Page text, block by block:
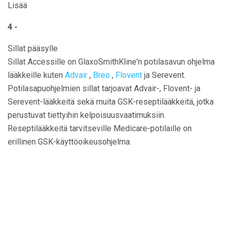
Lisää
4 -
Sillat pääsylle
Sillat Accessille on GlaxoSmithKline'n potilasavun ohjelma
lääkkeille kuten Advair , Breo , Flovent ja Serevent.
Potilasapuohjelmien sillat tarjoavat Advair-, Flovent- ja
Serevent-lääkkeitä sekä muita GSK-reseptilääkkeitä, jotka
perustuvat tiettyihin kelpoisuusvaatimuksiin.
Reseptilääkkeitä tarvitseville Medicare-potilaille on
erillinen GSK-käyttöoikeusohjelma.